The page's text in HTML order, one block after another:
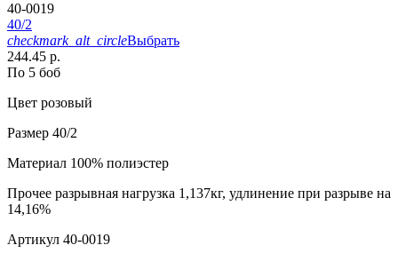
40-0019
40/2
checkmark_alt_circleВыбрать
244.45 р.
По 5 боб
Цвет розовый
Размер 40/2
Материал 100% полиэстер
Прочее разрывная нагрузка 1,137кг, удлинение при разрыве на
14,16%
Артикул 40-0019